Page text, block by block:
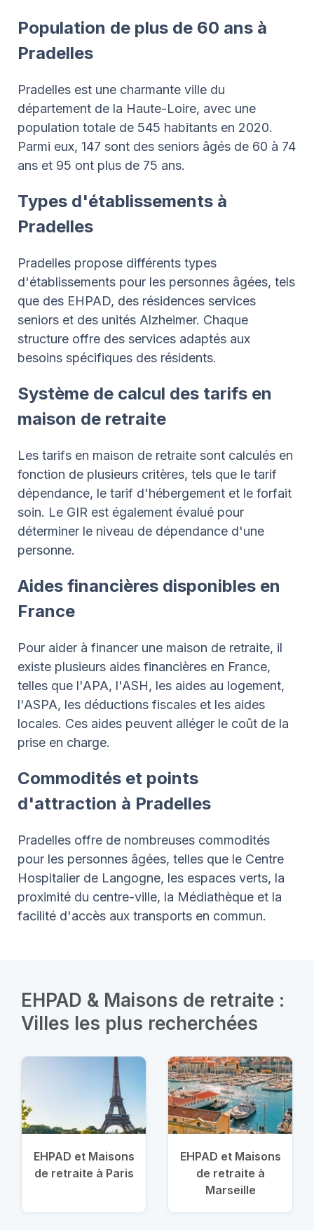
Population de plus de 60 ans à
Pradelles
Pradelles est une charmante ville du
département de la Haute-Loire, avec une
population totale de 545 habitants en 2020.
Parmi eux, 147 sont des seniors âgés de 60 à 74
ans et 95 ont plus de 75 ans.
Types d'établissements à
Pradelles
Pradelles propose différents types
d'établissements pour les personnes âgées, tels
que des EHPAD, des résidences services
seniors et des unités Alzheimer. Chaque
structure offre des services adaptés aux
besoins spécifiques des résidents.
Système de calcul des tarifs en
maison de retraite
Les tarifs en maison de retraite sont calculés en
fonction de plusieurs critères, tels que le tarif
dépendance, le tarif d'hébergement et le forfait
soin. Le GIR est également évalué pour
déterminer le niveau de dépendance d'une
personne.
Aides financières disponibles en
France
Pour aider à financer une maison de retraite, il
existe plusieurs aides financières en France,
telles que l'APA, l'ASH, les aides au logement,
l'ASPA, les déductions fiscales et les aides
locales. Ces aides peuvent alléger le coût de la
prise en charge.
Commodités et points
d'attraction à Pradelles
Pradelles offre de nombreuses commodités
pour les personnes âgées, telles que le Centre
Hospitalier de Langogne, les espaces verts, la
proximité du centre-ville, la Médiathèque et la
facilité d'accès aux transports en commun.
EHPAD & Maisons de retraite :
Villes les plus recherchées
EHPAD et Maisons
de retraite à Paris
EHPAD et Maisons
de retraite à
Marseille